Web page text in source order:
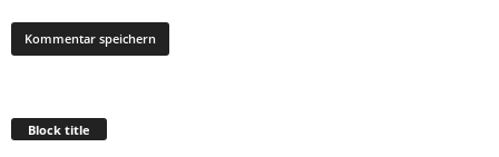
Block title